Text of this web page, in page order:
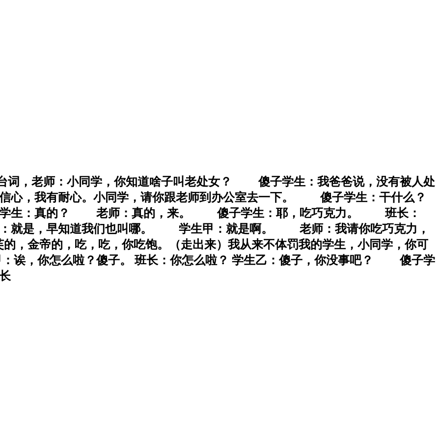
词，老师：小同学，你知道啥子叫老处女？ 傻子学生：我爸爸说，没有被人处
，我有耐心。小同学，请你跟老师到办公室去一下。 傻子学生：干什么？
：真的？ 老师：真的，来。 傻子学生：耶，吃巧克力。 班长：
就是，早知道我们也叫哪。 学生甲：就是啊。 老师：我请你吃巧克力，
，金帝的，吃，吃，你吃饱。（走出来）我从来不体罚我的学生，小同学，你可
，你怎么啦？傻子。 班长：你怎么啦？ 学生乙：傻子，你没事吧？ 傻子学